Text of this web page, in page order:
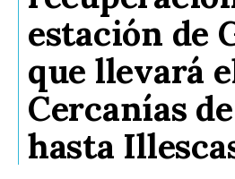
estación de
que llevará
Cercanías
hasta